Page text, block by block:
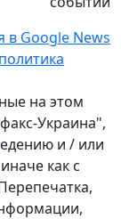
в Google News
на этом
Украина",
и / или
как с